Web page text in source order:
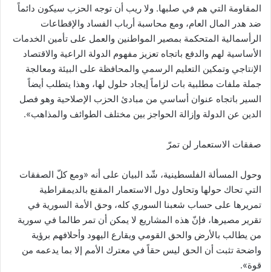
المقاومة التي هم في صلبها. ولا ريب أن توجه الحزب سيكون دائماً
ضد هدر المال العام، ومع محاسبة أرباب الفساد والإقطاعات
الرأسمالية المتحكمة بمصير المواطنين والعمل على تأمين الخدمات
الأساسية لهم والدفع باتجاه تعزيز مفهوم الدولة الراعية والاقتصاد
الإنتاجي وتمكين التعليم الرسمي والمحافظة على البيئة ومعالجة
جملة ملفات مطلبية بات لزاماً إيجاد حلول لها، وهذا يتطلب أيضاً
السير باتجاه عنوان أساسي من مبادئ الحزب الإصلاحية وهو فصل
الدين عن الدولة وإزالة الحواجز بين مختلف الطوائف والمذاهب».
صفقات الاستعمار لن تمرّ
وحول المسألة الفلسطينية، شّد البيان على أنه «ومع كلّ الصفقات
التي تحاك حولها وتحاول دول الاستعمار المقنع بالديمقراطية
تمريرها على حساب شعبنا السوري كله، وحق الأمة السورية في
تقرير مصيرها، فإنّ هذه المشاريع لا يمكن أن تمر طالما في سورية
من يطالب بالأرض والحق القومي ويقارع اليهود وأحلافهم برؤية
واضحة تثبت أن الحق ليس حقاً في معترك الأمم إلا بما يدعمه من
قوة».